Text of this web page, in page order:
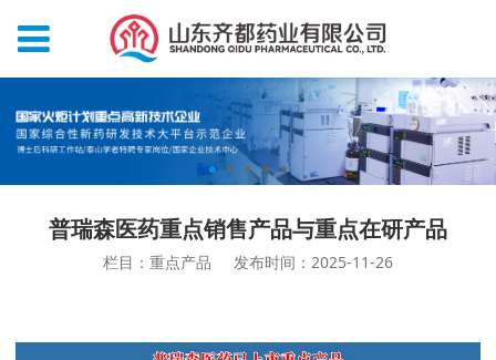
普瑞森医药重点销售产品与重点在研产品
栏目：重点产品 发布时间：2025-11-26